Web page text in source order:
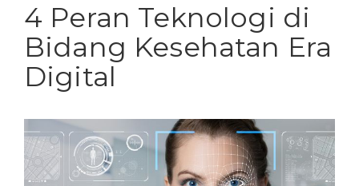
4 Peran Teknologi di
Bidang Kesehatan Era
Digital